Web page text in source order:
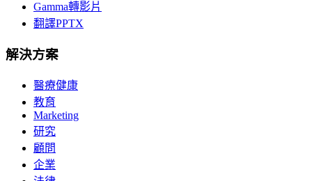
Gamma轉影片
翻譯PPTX
解決方案
醫療健康
教育
Marketing
研究
顧問
企業